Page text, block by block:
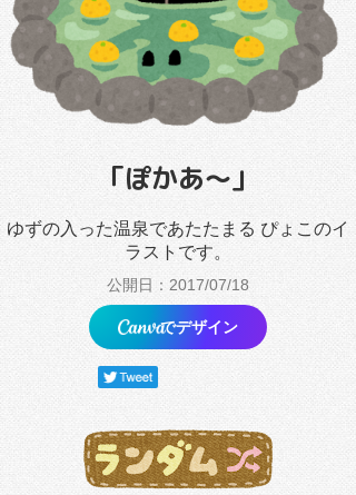
「ぽかあ～」
ゆずの入った温泉であたたまる ぴょこのイ
ラストです。
公開日：2017/07/18
でデザイン